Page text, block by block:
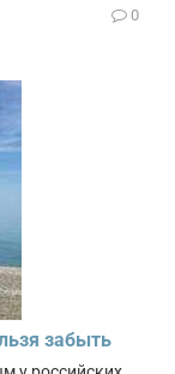
0
забыть